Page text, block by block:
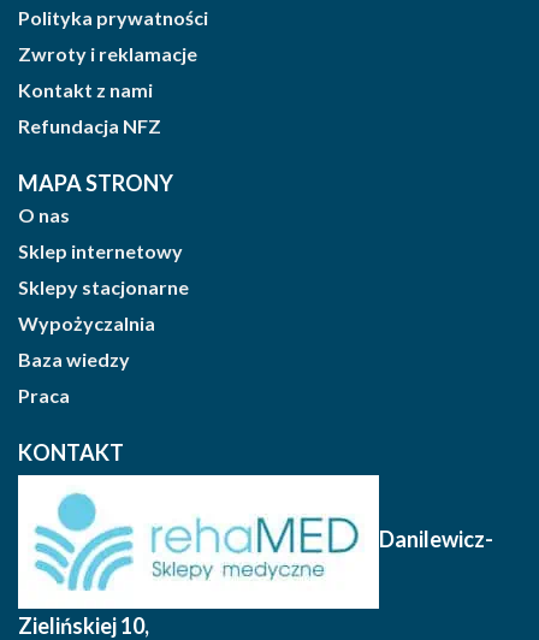
Polityka prywatności
Zwroty i reklamacje
Kontakt z nami
Refundacja NFZ
MAPA STRONY
O nas
Sklep internetowy
Sklepy stacjonarne
Wypożyczalnia
Baza wiedzy
Praca
KONTAKT
Danilewicz-
Zielińskiej 10,